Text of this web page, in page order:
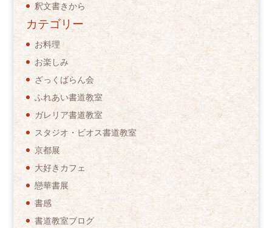
釈文書きから
カテゴリー
お料理
お楽しみ
ざっくばらん会
ふれあい書道教室
ガレリア書道教室
スタジオ・ビオス書道教室
京都展
大好きカフェ
戀華書展
書感
書道教室ブログ